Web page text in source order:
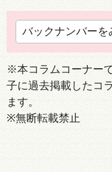
バックナンバーを
※本コラムコーナー
子に過去掲載したコ
ます。
※無断転載禁止